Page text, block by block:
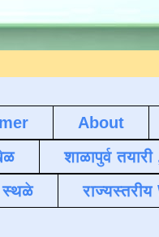
About
शाळापुर्व
स्थळे